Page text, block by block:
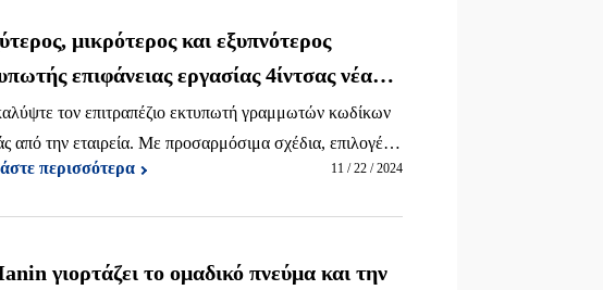
μικρότερος και εξυπνότερος
επιφάνειας εργασίας 4ίντσας νέας
τον επιτραπέζιο εκτυπωτή γραμμωτών κωδίκων
από την εταιρεία. Με προσαρμόσιμα σχέδια, επιλογές
και ευέλικτες μεθόδους εκτύπωσης.
περισσότερα 11 / 22 / 2024
γιορτάζει το ομαδικό πνεύμα και την